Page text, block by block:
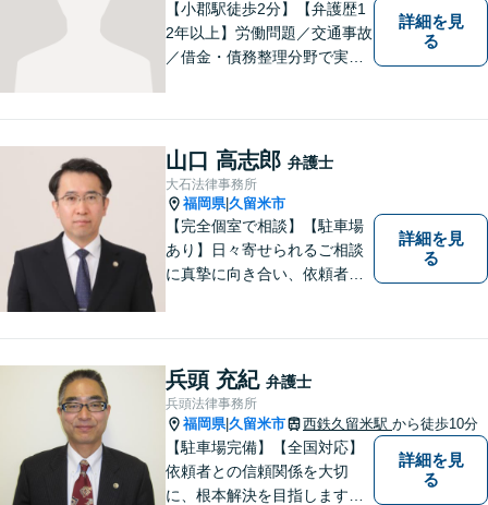
【小郡駅徒歩2分】【弁護歴1
2年以上】労働問題／交通事故
／借金・債務整理分野で実績
笑顔と元気を取り戻し、新た
な第一歩を踏み出せるよう、
最大限尽力します。
詳細を見
る
山口 高志郎 弁護士
大石法律事務所
福岡県|久留米市
【完全個室で相談】【駐車場
あり】日々寄せられるご相談
に真摯に向き合い、依頼者の
す法人・個人の方々には、経
営課題の解決に向けた最適な
法的サポートを提供し、安定
した経営基盤の構築をお手伝
いいたします。
詳細を見
る
兵頭 充紀 弁護士
兵頭法律事務所
福岡県|久留米市 西鉄久留米駅 から徒歩10分
【駐車場完備】【全国対応】
依頼者との信頼関係を大切
に、根本解決を目指します。
詳細を見
る